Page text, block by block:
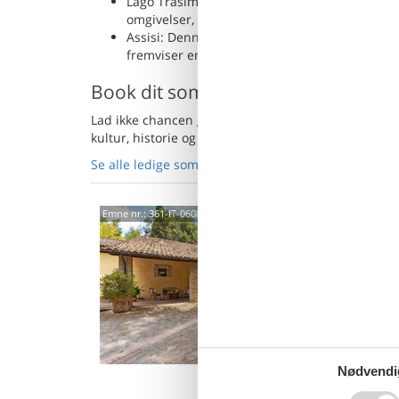
omgivelser, er det et ideelt sted for en dagstur.
Assisi: Denne historiske by, beliggende kun
fremviser en rig historie og betagende
Book dit sommerhus i Perugia nu
Lad ikke chancen glippe, book dit sommerhus i
kultur, historie og italiensk charme.
Se alle ledige sommerhuse i Perugia her
Emne nr.: 361-IT-06087-01
1